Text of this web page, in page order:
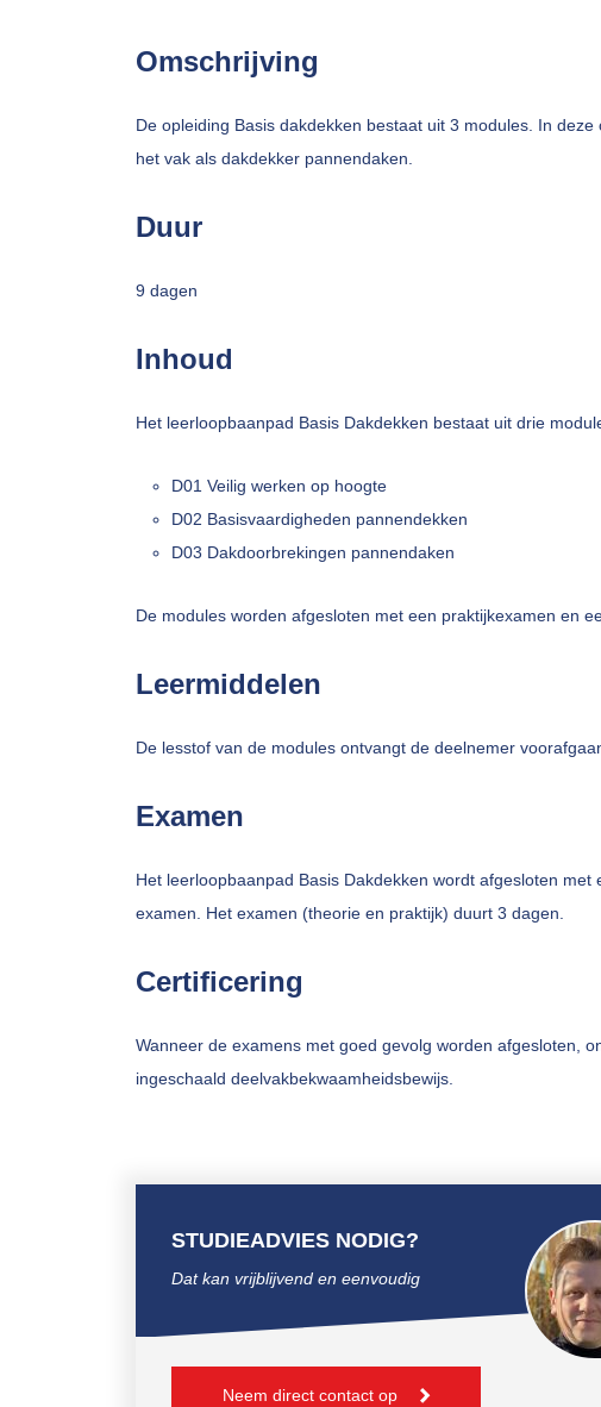
Omschrijving
De opleiding Basis dakdekken bestaat uit 3 modules. In
het vak als dakdekker pannendaken.
Duur
9 dagen
Inhoud
Het leerloopbaanpad Basis Dakdekken bestaat uit drie
D01 Veilig werken op hoogte
D02 Basisvaardigheden pannendekken
D03 Dakdoorbrekingen pannendaken
De modules worden afgesloten met een praktijkexamen en
Leermiddelen
De lesstof van de modules ontvangt de deelnemer
Examen
Het leerloopbaanpad Basis Dakdekken wordt afgesloten
examen. Het examen (theorie en praktijk) duurt 3 dagen.
Certificering
Wanneer de examens met goed gevolg worden afgesloten,
ingeschaald deelvakbekwaamheidsbewijs.
STUDIEADVIES NODIG?
Dat kan vrijblijvend en eenvoudig
Neem direct contact op